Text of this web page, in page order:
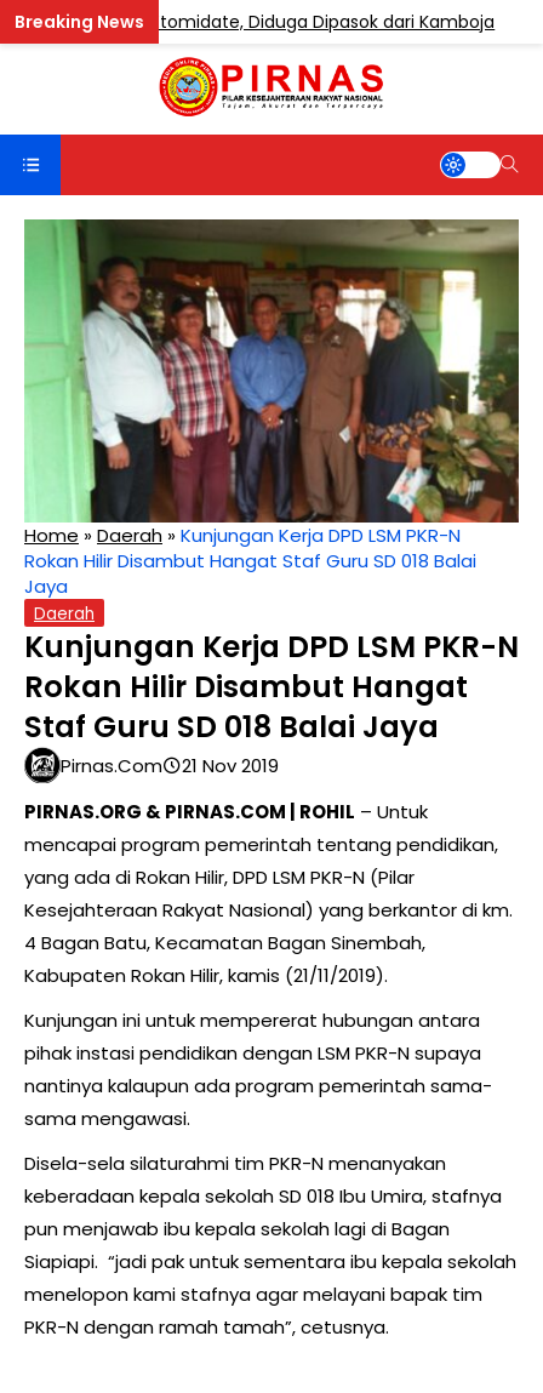
Etomidate, Diduga Dipasok dari Kamboja
Home »Daerah »Kunjungan Kerja DPD LSM PKR-N
Rokan Hilir Disambut Hangat Staf Guru SD 018 Balai
Jaya
Daerah
Kunjungan Kerja DPD LSM PKR-N
Rokan Hilir Disambut Hangat
Staf Guru SD 018 Balai Jaya
Pirnas.com
21 Nov 2019
PIRNAS.ORG & PIRNAS.COM | ROHIL – Untuk
mencapai program pemerintah tentang pendidikan,
yang ada di Rokan Hilir, DPD LSM PKR-N (Pilar
Kesejahteraan Rakyat Nasional) yang berkantor di km.
4 Bagan Batu, Kecamatan Bagan Sinembah,
Kabupaten Rokan Hilir, kamis (21/11/2019).
Kunjungan ini untuk mempererat hubungan antara
pihak instasi pendidikan dengan LSM PKR-N supaya
nantinya kalaupun ada program pemerintah sama-
sama mengawasi.
Disela-sela silaturahmi tim PKR-N menanyakan
keberadaan kepala sekolah SD 018 Ibu Umira, stafnya
pun menjawab ibu kepala sekolah lagi di Bagan
Siapiapi. “jadi pak untuk sementara ibu kepala sekolah
menelopon kami stafnya agar melayani bapak tim
PKR-N dengan ramah tamah”, cetusnya.